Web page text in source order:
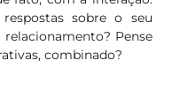
sobre o seu
Pense
combinado?